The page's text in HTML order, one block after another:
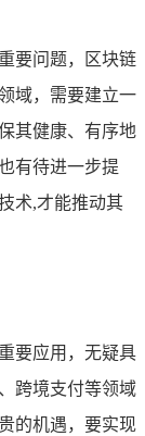
要问题，区块链
域，需要建立一
其健康、有序地
有待进一步提
术,才能推动其
要应用，无疑具
跨境支付等领域
的机遇，要实现